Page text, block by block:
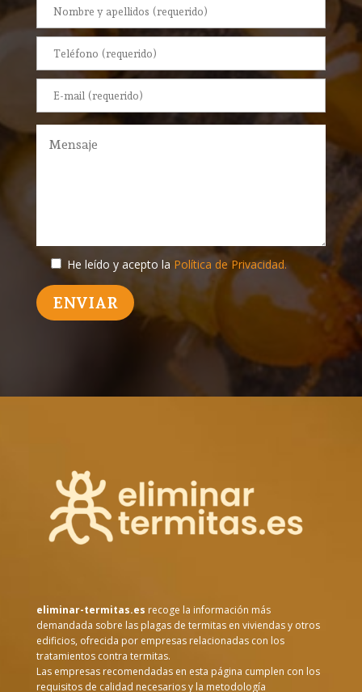
He leído y acepto la Política de Privacidad.
eliminar-termitas.es recoge la información más
demandada sobre las plagas de termitas en viviendas y otros
edificios, ofrecida por empresas relacionadas con los
tratamientos contra termitas.
Las empresas recomendadas en esta página cumplen con los
requisitos de calidad necesarios y la metodología